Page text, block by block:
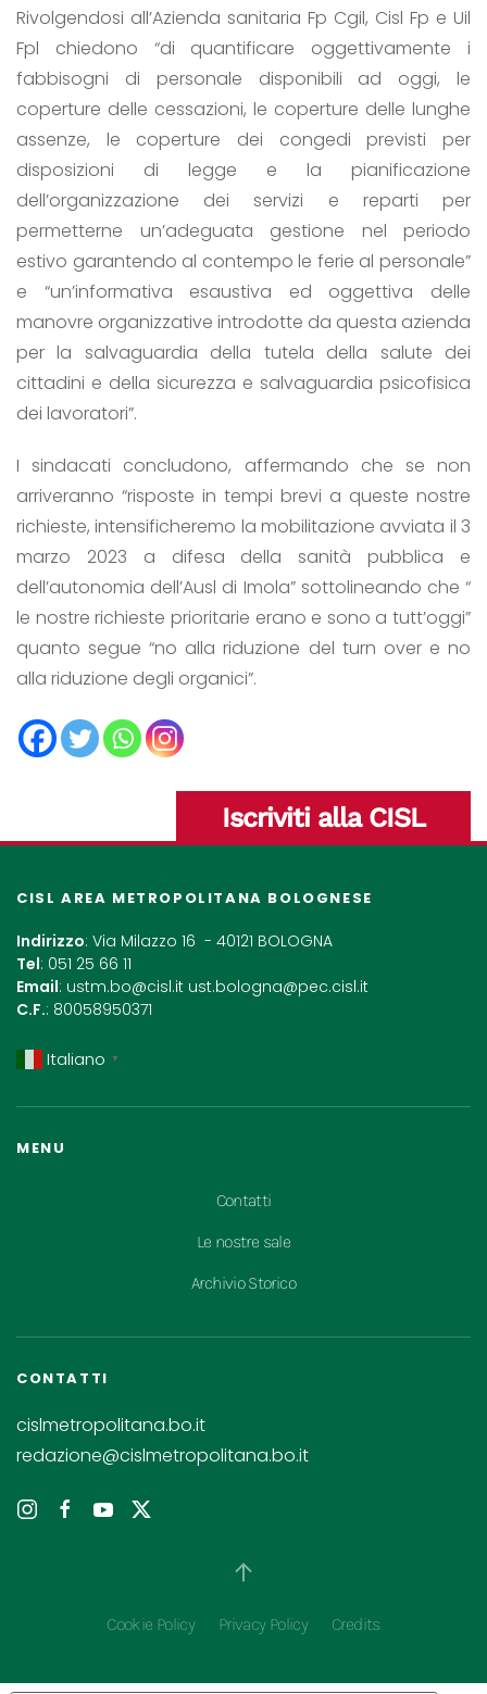
Rivolgendosi all’Azienda sanitaria Fp Cgil, Cisl Fp e Uil
Fpl chiedono “di quantificare oggettivamente i
fabbisogni di personale disponibili ad oggi, le
coperture delle cessazioni, le coperture delle lunghe
assenze, le coperture dei congedi previsti per
disposizioni di legge e la pianificazione
dell’organizzazione dei servizi e reparti per
permetterne un’adeguata gestione nel periodo
estivo garantendo al contempo le ferie al personale”
e “un’informativa esaustiva ed oggettiva delle
manovre organizzative introdotte da questa azienda
per la salvaguardia della tutela della salute dei
cittadini e della sicurezza e salvaguardia psicofisica
dei lavoratori”.
I sindacati concludono, affermando che se non
arriveranno “risposte in tempi brevi a queste nostre
richieste, intensificheremo la mobilitazione avviata il 3
marzo 2023 a difesa della sanità pubblica e
dell’autonomia dell’Ausl di Imola” sottolineando che “
le nostre richieste prioritarie erano e sono a tutt’oggi”
quanto segue “no alla riduzione del turn over e no
alla riduzione degli organici”.
Iscriviti alla CISL
CISL AREA METROPOLITANA BOLOGNESE
Indirizzo: Via Milazzo 16 - 40121 BOLOGNA
Tel: 051 25 66 11
Email: ustm.bo@cisl.it ust.bologna@pec.cisl.it
C.F.: 80058950371
Italiano ▼
MENU
Contatti
Le nostre sale
Archivio Storico
CONTATTI
cislmetropolitana.bo.it
redazione@cislmetropolitana.bo.it
Cookie Policy Privacy Policy Credits